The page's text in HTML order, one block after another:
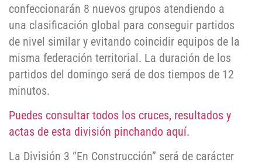
confeccionarán 8 nuevos grupos atendiendo a
una clasificación global para conseguir partidos
de nivel similar y evitando coincidir equipos de la
misma federación territorial. La duración de los
partidos del domingo será de dos tiempos de 12
minutos.
Puedes consultar todos los cruces, resultados y
actas de esta división pinchando aquí.
La División 3 “En Construcción” será de carácter